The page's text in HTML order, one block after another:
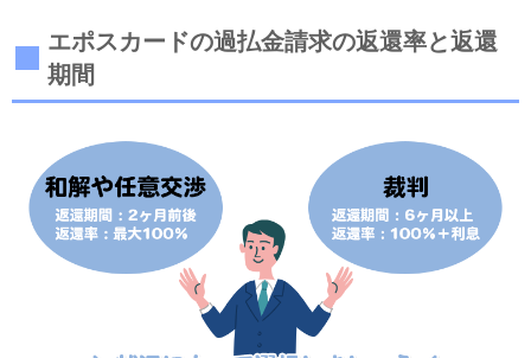
エポスカードの過払金請求の返還率と返還
期間